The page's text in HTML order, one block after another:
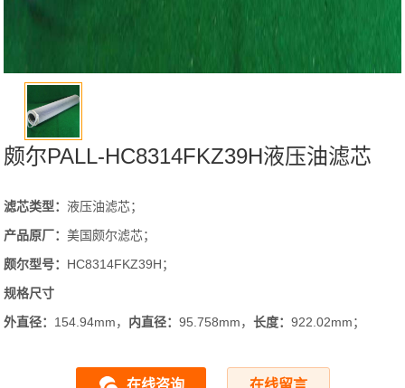
颇尔PALL-HC8314FKZ39H液压油滤芯
滤芯类型：液压油滤芯；
产品原厂：美国颇尔滤芯；
颇尔型号： HC8314FKZ39H；
规格尺寸
外直径： 154.94mm， 内直径：95.758mm，长度：922.02mm；
在线咨询 在线留言